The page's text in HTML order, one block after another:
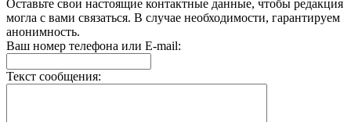
Оставьте свои настоящие контактные данные, чтобы редакция
могла с вами связаться. В случае необходимости, гарантируем
анонимность.
Ваш номер телефона или E-mail:
Текст сообщения: